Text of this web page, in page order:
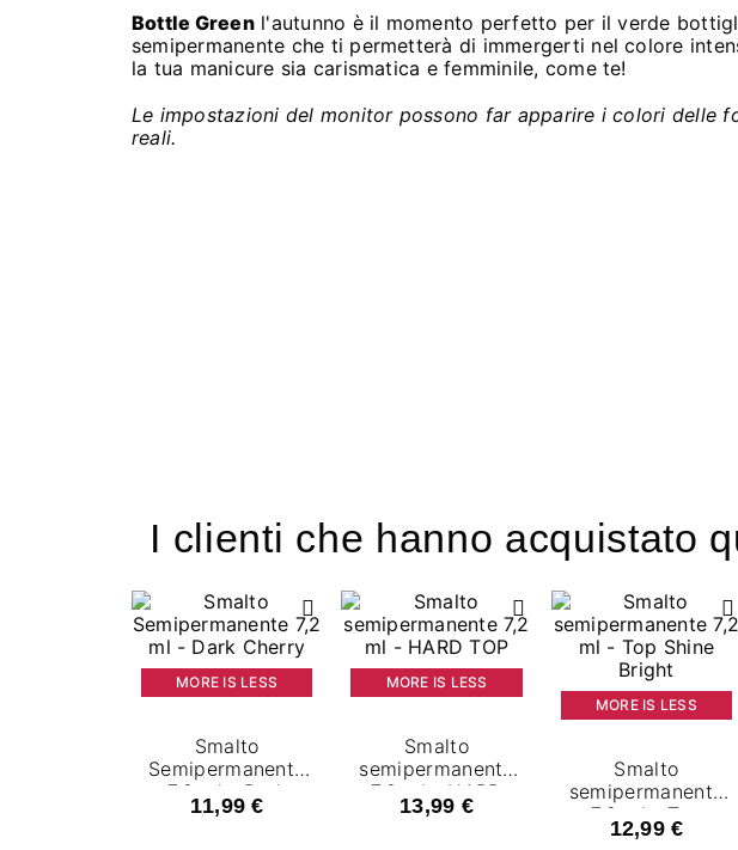
Bottle Greenl'autunno è il momento perfetto per il verde
semipermanente che ti permetterà di immergerti nel colore
la tua manicure sia carismatica e femminile, come te!
Le impostazioni del monitor possono far apparire i colori delle
reali.
I clienti che hanno acquistato
MORE IS LESS
Smalto
Semipermanente
7,2 ml - Dark
Cherry
11,99 €
MORE IS LESS
Smalto
semipermanente
7,2 ml - HARD
TOP
13,99 €
MORE IS LESS
Smalto
semipermanente
7,2 ml - Top
Shine Bright
12,99 €